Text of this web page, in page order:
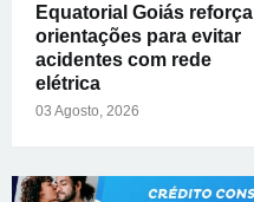
Equatorial Goiás reforça
orientações para evitar
acidentes com rede
elétrica
03 Agosto, 2026